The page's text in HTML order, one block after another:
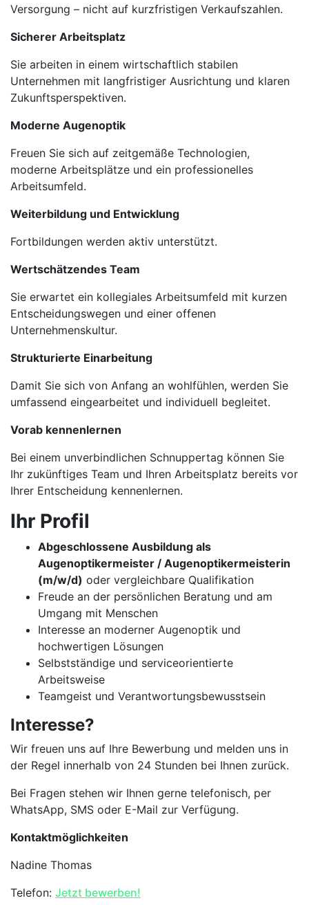
Versorgung – nicht auf kurzfristigen Verkaufszahlen.
Sicherer Arbeitsplatz
Sie arbeiten in einem wirtschaftlich stabilen
Unternehmen mit langfristiger Ausrichtung und klaren
Zukunftsperspektiven.
Moderne Augenoptik
Freuen Sie sich auf zeitgemäße Technologien,
moderne Arbeitsplätze und ein professionelles
Arbeitsumfeld.
Weiterbildung und Entwicklung
Fortbildungen werden aktiv unterstützt.
Wertschätzendes Team
Sie erwartet ein kollegiales Arbeitsumfeld mit kurzen
Entscheidungswegen und einer offenen
Unternehmenskultur.
Strukturierte Einarbeitung
Damit Sie sich von Anfang an wohlfühlen, werden Sie
umfassend eingearbeitet und individuell begleitet.
Vorab kennenlernen
Bei einem unverbindlichen Schnuppertag können Sie
Ihr zukünftiges Team und Ihren Arbeitsplatz bereits vor
Ihrer Entscheidung kennenlernen.
Ihr Profil
Abgeschlossene Ausbildung als
Augenoptikermeister / Augenoptikermeisterin
(m/w/d) oder vergleichbare Qualifikation
Freude an der persönlichen Beratung und am
Umgang mit Menschen
Interesse an moderner Augenoptik und
hochwertigen Lösungen
Selbstständige und serviceorientierte
Arbeitsweise
Teamgeist und Verantwortungsbewusstsein
Interesse?
Wir freuen uns auf Ihre Bewerbung und melden uns in
der Regel innerhalb von 24 Stunden bei Ihnen zurück.
Bei Fragen stehen wir Ihnen gerne telefonisch, per
WhatsApp, SMS oder E-Mail zur Verfügung.
Kontaktmöglichkeiten
Nadine Thomas
Telefon: Jetzt bewerben!